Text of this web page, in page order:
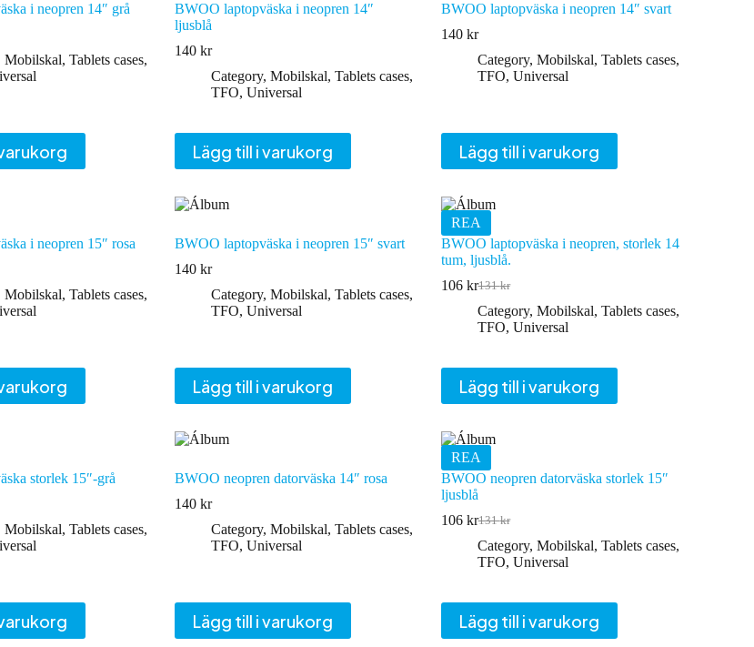
i neopren 14″ grå
Mobilskal, Tablets cases,
BWOO laptopväska i neopren 14″
ljusblå
140 kr
Category, Mobilskal, Tablets cases,
TFO, Universal
Lägg till i varukorg
BWOO laptopväska i neopren 14″ svart
140 kr
Category, Mobilskal, Tablets cases,
TFO, Universal
Lägg till i varukorg
i neopren 15″ rosa
Mobilskal, Tablets cases,
BWOO laptopväska i neopren 15″ svart
140 kr
Category, Mobilskal, Tablets cases,
TFO, Universal
Lägg till i varukorg
REA
BWOO laptopväska i neopren, storlek 14
tum, ljusblå.
131kr
Det
ursprungliga
priset
106 krDet
nuvarande
priset
Category, Mobilskal, Tablets cases,
TFO, Universal
Lägg till i varukorg
storlek 15″-grå
Mobilskal, Tablets cases,
BWOO neopren datorväska 14″ rosa
140 kr
Category, Mobilskal, Tablets cases,
TFO, Universal
Lägg till i varukorg
REA
BWOO neopren datorväska storlek 15″
ljusblå
131kr
Det
ursprungliga
priset
106 krDet
nuvarande
priset
Category, Mobilskal, Tablets cases,
TFO, Universal
Lägg till i varukorg